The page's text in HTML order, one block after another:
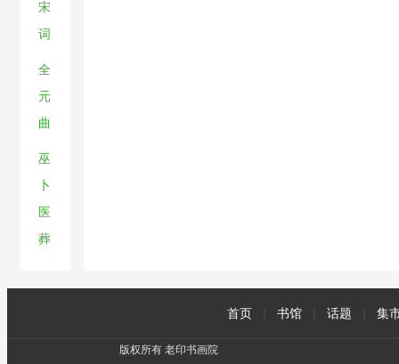
宋
词
全
元
曲
巫
卜
医
葬
首页 书馆 话题 集
版权所有 老印书画院